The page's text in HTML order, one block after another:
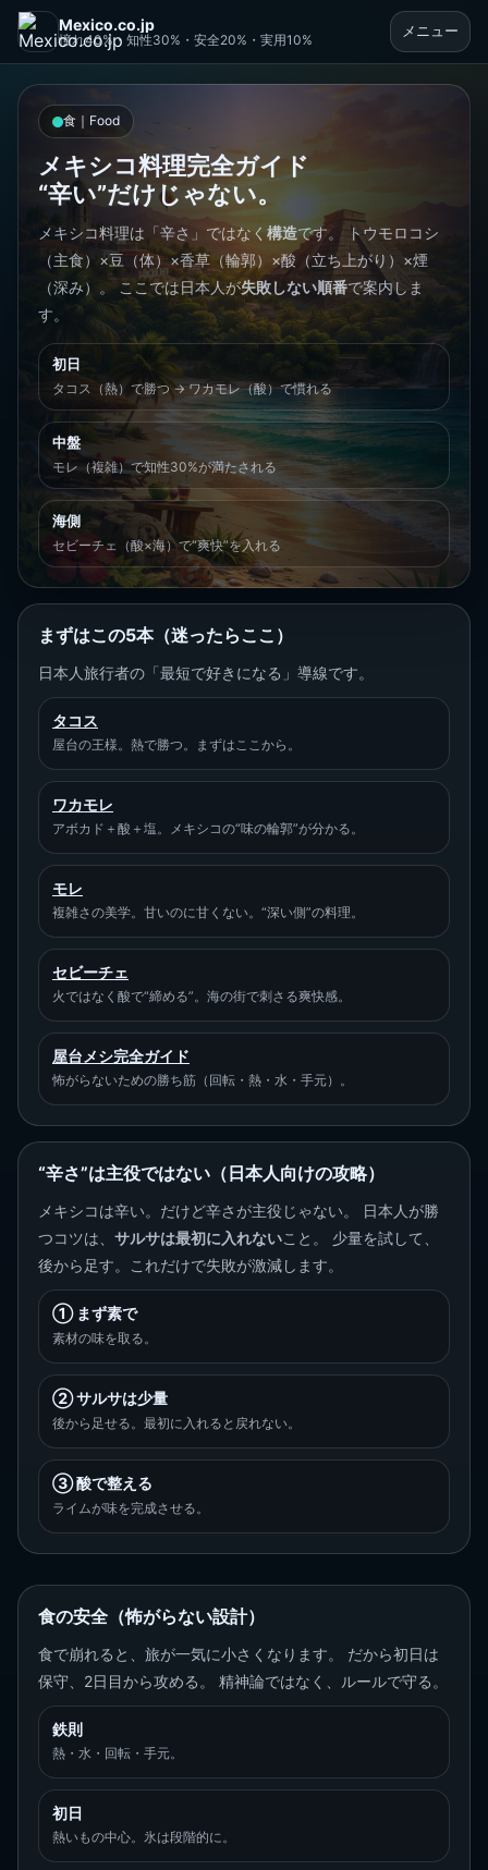
Mexico.co.jp
憧れ40%・知性30%・安全20%・実用10%
メニュー
食｜Food
メキシコ料理完全ガイド
“辛い”だけじゃない。
メキシコ料理は「辛さ」ではなく 構造です。 トウモロコシ
（主食）×豆（体）×香草（輪郭）×酸（立ち上がり）×煙
（深み）。 ここでは日本人が失敗しない順番で案内しま
す。
初日
タコス（熱）で勝つ → ワカモレ（酸）で慣れる
中盤
モレ（複雑）で知性30%が満たされる
海側
セビーチェ（酸×海）で“爽快”を入れる
まずはこの5本（迷ったらここ）
日本人旅行者の「最短で好きになる」導線です。
タコス
屋台の王様。熱で勝つ。まずはここから。
ワカモレ
アボカド＋酸＋塩。メキシコの“味の輪郭”が分かる。
モレ
複雑さの美学。甘いのに甘くない。“深い側”の料理。
セビーチェ
火ではなく酸で“締める”。海の街で刺さる爽快感。
屋台メシ完全ガイド
怖がらないための勝ち筋（回転・熱・水・手元）。
“辛さ”は主役ではない（日本人向けの攻略）
メキシコは辛い。だけど辛さが主役じゃない。 日本人が勝
つコツは、 サルサは最初に入れないこと。 少量を試して、
後から足す。これだけで失敗が激減します。
① まず素で
素材の味を取る。
② サルサは少量
後から足せる。最初に入れると戻れない。
③ 酸で整える
ライムが味を完成させる。
食の安全（怖がらない設計）
食で崩れると、旅が一気に小さくなります。 だから初日は
保守、2日目から攻める。 精神論ではなく、ルールで守る。
鉄則
熱・水・回転・手元。
初日
熱いもの中心。氷は段階的に。